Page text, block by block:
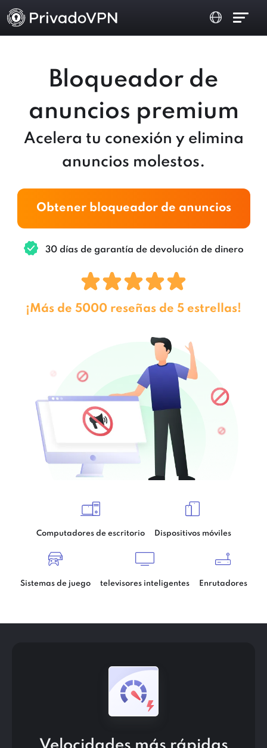
Bloqueador de
anuncios premium
Acelera tu conexión y elimina
anuncios molestos.
Obtener bloqueador de anuncios
30 días de garantía de devolución de dinero
¡Más de 5000 reseñas de 5 estrellas!
Computadores de escritorio Dispositivos móviles
Sistemas de juego televisores inteligentes Enrutadores